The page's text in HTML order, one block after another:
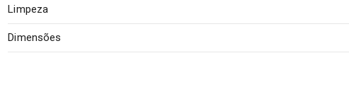
Limpeza
Dimensões